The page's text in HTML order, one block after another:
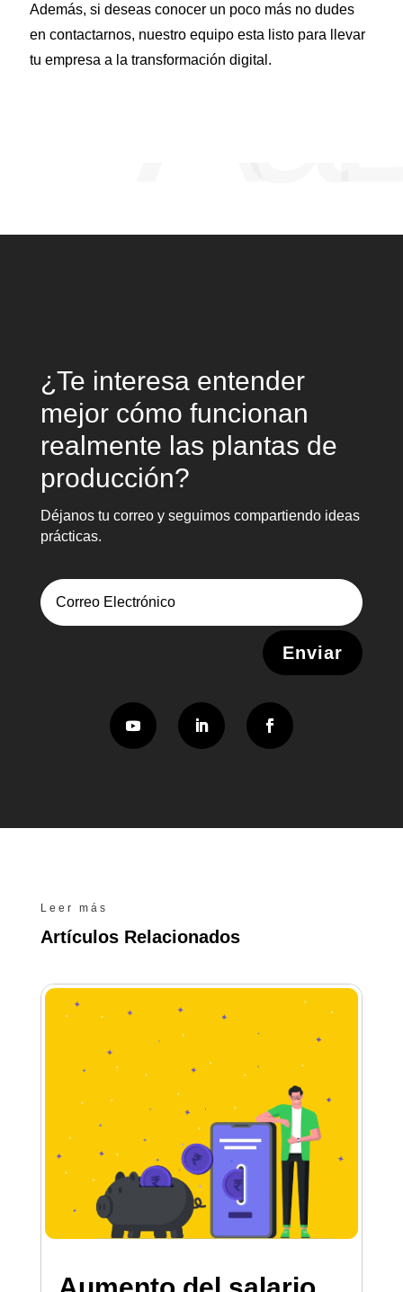
Además, si deseas conocer un poco más no dudes
en contactarnos, nuestro equipo esta listo para llevar
tu empresa a la transformación digital.
¿Te interesa entender
mejor cómo funcionan
realmente las plantas de
producción?
Déjanos tu correo y seguimos compartiendo ideas
prácticas.
Enviar
Leer más
Artículos Relacionados